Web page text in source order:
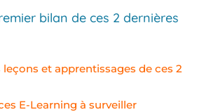
bilan de ces 2 dernières
leçons et apprentissages de ces 2
E-Learning à surveiller